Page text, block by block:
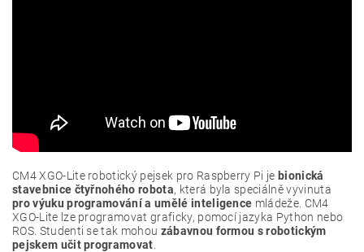
CM4 XGO-Lite robotický pejsek pro Raspberry Pi je bionická
stavebnice čtyřnohého robota, která byla speciálně vyvinuta
pro výuku programování a umělé inteligence mládeže. CM4
XGO-Lite lze programovat graficky, pomocí jazyka Python nebo
ROS. Studenti se tak mohou zábavnou formou s robotickým
pejskem učit programovat